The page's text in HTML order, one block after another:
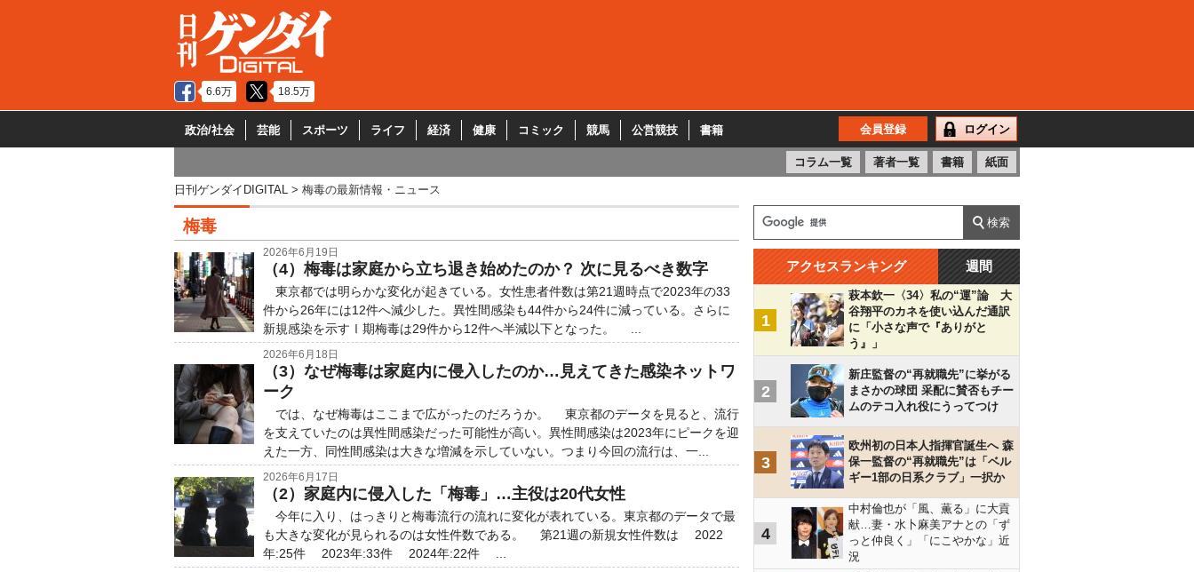
6.6万 18.5万
政治/社会 芸能 スポーツ ライフ 経済 健康 コミック 競馬 公営競技 書籍 会員登録 ログイン
コラム一覧 著者一覧 書籍 紙面
日刊ゲンダイDIGITAL 梅毒の最新情報・ニュース
梅毒
2026年6月19日
（4）梅毒は家庭から立ち退き始めたのか？ 次に見るべき数字
東京都では明らかな変化が起きている。女性患者件数は第21週時点で2023年の33
件から26年には12件へ減少した。異性間感染も44件から24件に減っている。さらに
新規感染を示すⅠ期梅毒は29件から12件へ半減以下となった。 ...
2026年6月18日
（3）なぜ梅毒は家庭内に侵入したのか…見えてきた感染ネットワ
ーク
では、なぜ梅毒はここまで広がったのだろうか。 東京都のデータを見ると、流行
を支えていたのは異性間感染だった可能性が高い。異性間感染は2023年にピークを迎
えた一方、同性間感染は大きな増減を示していない。つまり今回の流行は、一...
2026年6月17日
（2）家庭内に侵入した「梅毒」…主役は20代女性
今年に入り、はっきりと梅毒流行の流れに変化が表れている。東京都のデータで最
も大きな変化が見られるのは女性件数である。 第21週の新規女性件数は 2022
年:25件 2023年:33件 2024年:22件 ...
アクセスランキング 週間
1
萩本欽一〈34〉私の“運”論 大
谷翔平のカネを使い込んだ通訳
に「小さな声で『ありがと
う』」
2
新庄監督の“再就職先”に挙がる
まさかの球団 采配に賛否もチー
ムのテコ入れ役にうってつけ
3
欧州初の日本人指揮官誕生へ 森
保一監督の“再就職先”は「ベル
ギー1部の日系クラブ」一択か
4
中村倫也が「風、薫る」に大貢
献…妻・水卜麻美アナとの「ず
っと仲良く」「にこやかな」近
況